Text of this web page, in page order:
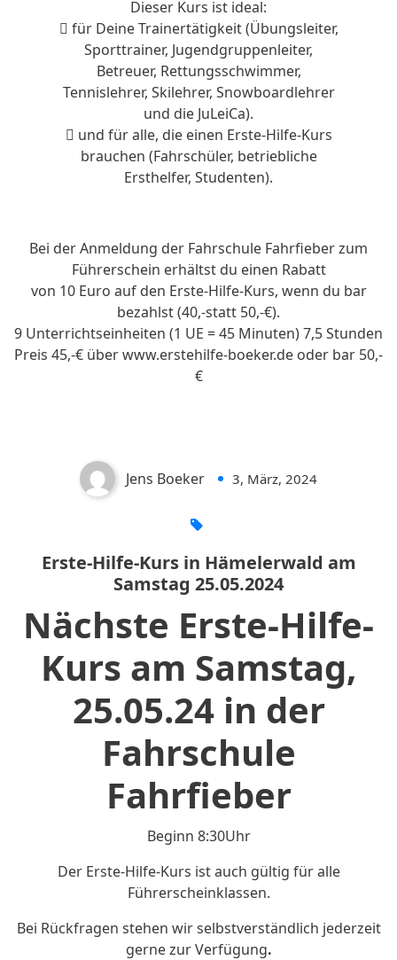
Dieser Kurs ist ideal:
 für Deine Trainertätigkeit (Übungsleiter,
Sporttrainer, Jugendgruppenleiter,
Betreuer, Rettungsschwimmer,
Tennislehrer, Skilehrer, Snowboardlehrer
und die JuLeiCa).
 und für alle, die einen Erste-Hilfe-Kurs
brauchen (Fahrschüler, betriebliche
Ersthelfer, Studenten).
Bei der Anmeldung der Fahrschule Fahrfieber zum
Führerschein erhältst du einen Rabatt
von 10 Euro auf den Erste-Hilfe-Kurs, wenn du bar
bezahlst (40,-statt 50,-€).
9 Unterrichtseinheiten (1 UE = 45 Minuten) 7,5 Stunden
Preis 45,-€ über www.erstehilfe-boeker.de oder bar 50,-
€
Erste-Hilfe-Kurs in Hämelerwald
Jens Boeker 3, März, 2024
Erste-Hilfe-Kurs in Hämelerwald am
Samstag 25.05.2024
Nächste Erste-Hilfe-
Kurs am Samstag,
25.05.24 in der
Fahrschule
Fahrfieber
Beginn 8:30Uhr
Der Erste-Hilfe-Kurs ist auch gültig für alle
Führerscheinklassen.
Bei Rückfragen stehen wir selbstverständlich jederzeit
gerne zur Verfügung.